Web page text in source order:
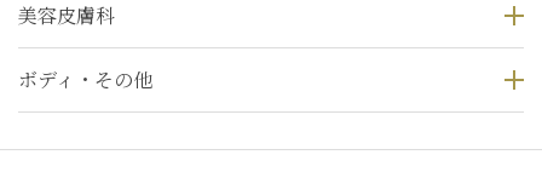
美容皮膚科
ボディ・その他